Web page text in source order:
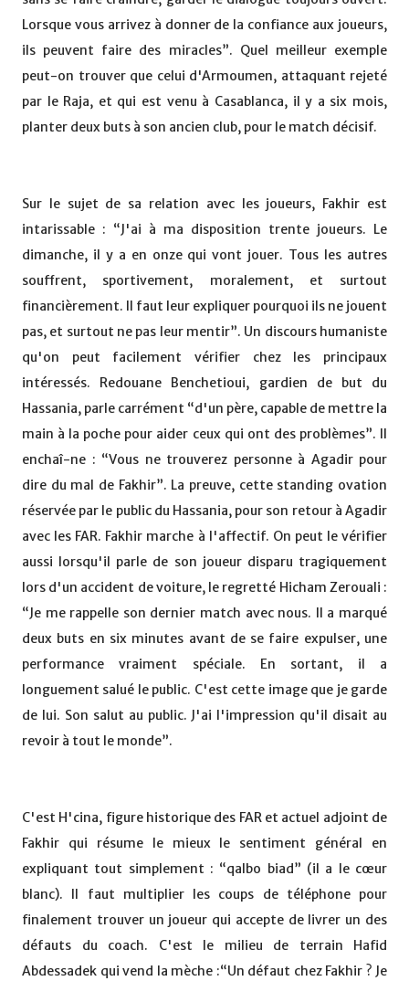
Lorsque vous arrivez à donner de la confiance aux joueurs,
ils peuvent faire des miracles”. Quel meilleur exemple
peut-on trouver que celui d'Armoumen, attaquant rejeté
par le Raja, et qui est venu à Casablanca, il y a six mois,
planter deux buts à son ancien club, pour le match décisif.
Sur le sujet de sa relation avec les joueurs, Fakhir est
intarissable : “J'ai à ma disposition trente joueurs. Le
dimanche, il y a en onze qui vont jouer. Tous les autres
souffrent, sportivement, moralement, et surtout
financièrement. Il faut leur expliquer pourquoi ils ne jouent
pas, et surtout ne pas leur mentir”. Un discours humaniste
qu'on peut facilement vérifier chez les principaux
intéressés. Redouane Benchetioui, gardien de but du
Hassania, parle carrément “d'un père, capable de mettre la
main à la poche pour aider ceux qui ont des problèmes”. Il
enchaî-ne : “Vous ne trouverez personne à Agadir pour
dire du mal de Fakhir”. La preuve, cette standing ovation
réservée par le public du Hassania, pour son retour à Agadir
avec les FAR. Fakhir marche à l'affectif. On peut le vérifier
aussi lorsqu'il parle de son joueur disparu tragiquement
lors d'un accident de voiture, le regretté Hicham Zerouali :
“Je me rappelle son dernier match avec nous. Il a marqué
deux buts en six minutes avant de se faire expulser, une
performance vraiment spéciale. En sortant, il a
longuement salué le public. C'est cette image que je garde
de lui. Son salut au public. J'ai l'impression qu'il disait au
revoir à tout le monde”.
C'est H'cina, figure historique des FAR et actuel adjoint de
Fakhir qui résume le mieux le sentiment général en
expliquant tout simplement : “qalbo biad” (il a le cœur
blanc). Il faut multiplier les coups de téléphone pour
finalement trouver un joueur qui accepte de livrer un des
défauts du coach. C'est le milieu de terrain Hafid
Abdessadek qui vend la mèche :“Un défaut chez Fakhir ? Je